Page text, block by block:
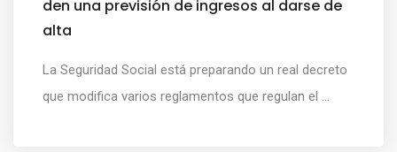
den una previsión de ingresos al darse de
alta
La Seguridad Social está preparando un real decreto
que modifica varios reglamentos que regulan el ...